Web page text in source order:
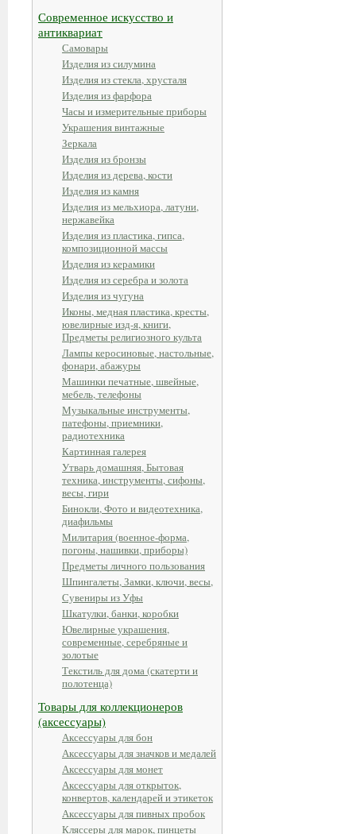
Современное искусство и
антиквариат
Самовары
Изделия из силумина
Изделия из стекла, хрусталя
Изделия из фарфора
Часы и измерительные приборы
Украшения винтажные
Зеркала
Изделия из бронзы
Изделия из дерева, кости
Изделия из камня
Изделия из мельхиора, латуни,
нержавейка
Изделия из пластика, гипса,
композиционной массы
Изделия из керамики
Изделия из серебра и золота
Изделия из чугуна
Иконы, медная пластика, кресты,
ювелирные изд-я, книги,
Предметы религиозного культа
Лампы керосиновые, настольные,
фонари, абажуры
Машинки печатные, швейные,
мебель, телефоны
Музыкальные инструменты,
патефоны, приемники,
радиотехника
Картинная галерея
Утварь домашняя, Бытовая
техника, инструменты, сифоны,
весы, гири
Бинокли, Фото и видеотехника,
диафильмы
Милитария (военное-форма,
погоны, нашивки, приборы)
Предметы личного пользования
Шпингалеты, Замки, ключи, весы,
Сувениры из Уфы
Шкатулки, банки, коробки
Ювелирные украшения,
современные, серебряные и
золотые
Текстиль для дома (скатерти и
полотенца)
Товары для коллекционеров
(аксессуары)
Аксессуары для бон
Аксессуары для значков и медалей
Аксессуары для монет
Аксессуары для открыток,
конвертов, календарей и этикеток
Аксессуары для пивных пробок
Кляссеры для марок, пинцеты